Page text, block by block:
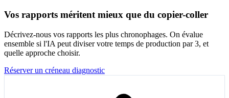
Vos rapports méritent mieux que du copier-coller
Décrivez-nous vos rapports les plus chronophages. On évalue
ensemble si l'IA peut diviser votre temps de production par 3, et
quelle approche choisir.
Réserver un créneau diagnostic